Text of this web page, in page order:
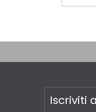
Iscriviti